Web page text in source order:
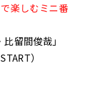
楽しむミニ番
留間俊哉」
）